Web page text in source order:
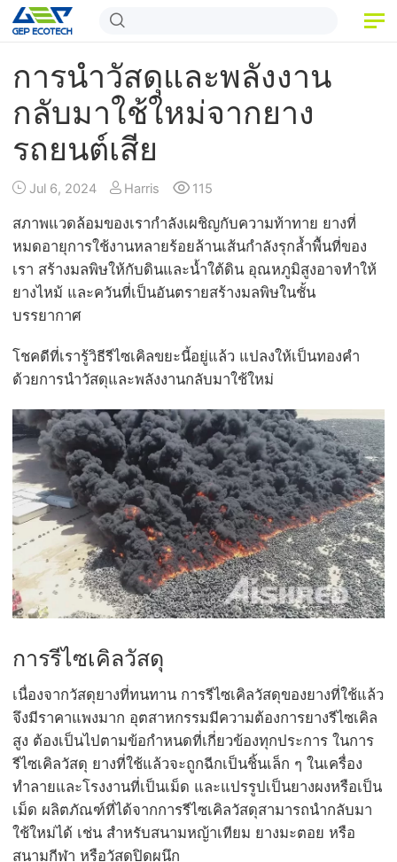
สินค้า
แอปพลิเคชัน
ข่าวสารและข้อมูล
เกี่ยวกับเรา
ติดต่อเรา
การนำวัสดุและพลังงาน
กลับมาใช้ใหม่จากยาง
รถยนต์เสีย
Jul 6, 2024 Harris 115
สภาพแวดล้อมของเรากำลังเผชิญกับความท้าทาย ยางที่
หมดอายุการใช้งานหลายร้อยล้านเส้นกำลังรุกล้ำพื้นที่ของ
เรา สร้างมลพิษให้กับดินและน้ำใต้ดิน อุณหภูมิสูงอาจทำให้
ยางไหม้ และควันที่เป็นอันตรายสร้างมลพิษในชั้น
บรรยากาศ
โชคดีที่เรารู้วิธีรีไซเคิลขยะนี้อยู่แล้ว แปลงให้เป็นทองคำ
ด้วยการนำวัสดุและพลังงานกลับมาใช้ใหม่
การรีไซเคิลวัสดุ
เนื่องจากวัสดุยางที่ทนทาน การรีไซเคิลวัสดุของยางที่ใช้แล้ว
จึงมีราคาแพงมาก อุตสาหกรรมมีความต้องการยางรีไซเคิล
สูง ต้องเป็นไปตามข้อกำหนดที่เกี่ยวข้องทุกประการ ในการ
รีไซเคิลวัสดุ ยางที่ใช้แล้วจะถูกฉีกเป็นชิ้นเล็ก ๆ ในเครื่อง
ทำลายและโรงงานที่เป็นเม็ด และแปรรูปเป็นยางผงหรือเป็น
เม็ด ผลิตภัณฑ์ที่ได้จากการรีไซเคิลวัสดุสามารถนำกลับมา
ใช้ใหม่ได้ เช่น สำหรับสนามหญ้าเทียม ยางมะตอย หรือ
สนามกีฬา หรือวัสดุปิดผนึก